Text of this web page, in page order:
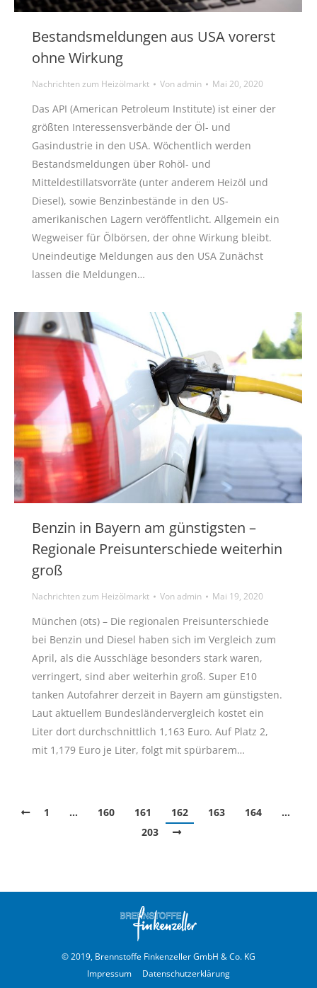
Bestandsmeldungen aus USA vorerst
ohne Wirkung
Nachrichten zum Heizölmarkt Vonadmin Mai 20, 2020
Das API (American Petroleum Institute) ist einer der
größten Interessensverbände der Öl- und
Gasindustrie in den USA. Wöchentlich werden
Bestandsmeldungen über Rohöl- und
Mitteldestillatsvorräte (unter anderem Heizöl und
Diesel), sowie Benzinbestände in den US-
amerikanischen Lagern veröffentlicht. Allgemein ein
Wegweiser für Ölbörsen, der ohne Wirkung bleibt.
Uneindeutige Meldungen aus den USA Zunächst
lassen die Meldungen…
Benzin in Bayern am günstigsten –
Regionale Preisunterschiede weiterhin
groß
Nachrichten zum Heizölmarkt Vonadmin Mai 19, 2020
München (ots) – Die regionalen Preisunterschiede
bei Benzin und Diesel haben sich im Vergleich zum
April, als die Ausschläge besonders stark waren,
verringert, sind aber weiterhin groß. Super E10
tanken Autofahrer derzeit in Bayern am günstigsten.
Laut aktuellem Bundesländervergleich kostet ein
Liter dort durchschnittlich 1,163 Euro. Auf Platz 2,
mit 1,179 Euro je Liter, folgt mit spürbarem…
1 … 160 161 162 163 164
…
203
© 2019, Brennstoffe Finkenzeller GmbH & Co. KG
Impressum
Datenschutzerklärung